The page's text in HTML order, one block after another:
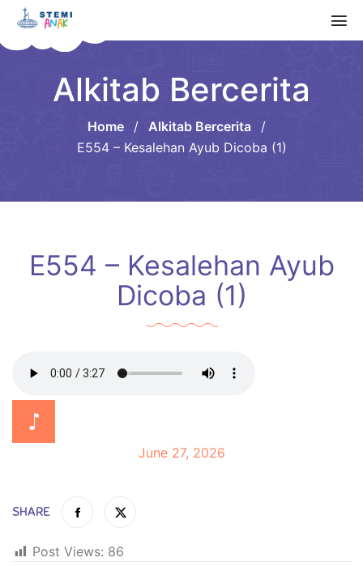
Alkitab Bercerita
Home / Alkitab Bercerita
/
E554 – Kesalehan Ayub Dicoba (1)
E554 – Kesalehan Ayub
Dicoba (1)
June 27, 2026
SHARE
Post Views: 86